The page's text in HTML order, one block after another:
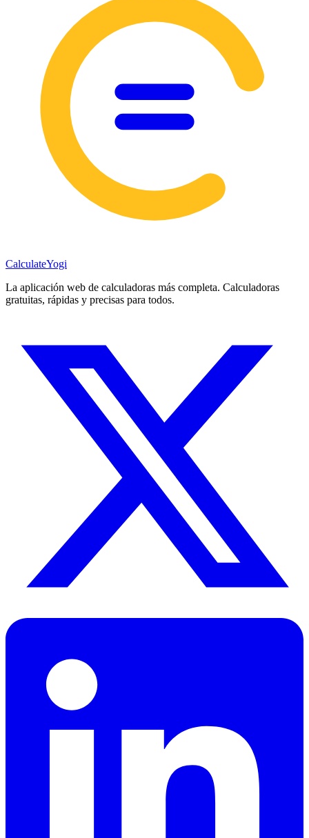
CalculateYogi
La aplicación web de calculadoras más completa. Calculadoras
gratuitas, rápidas y precisas para todos.